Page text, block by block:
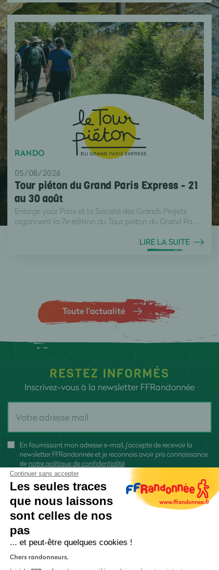
RANDO
05/08/2026
Tour piéton du Grand Paris Express - 21
au 30 août
Enlarge your Paris et la Société des Grands Projets
organisent la 7e édition du Tour piéton du Grand Pa...
LIRE LA SUITE
Toute l’actualité
RESTEZ INFORMÉS
Inscrivez-vous à la newsletter FFRandonnée
En fournissant mon adresse e-mail, j'accepte de recevoir la
newsletter FFRandonnée et je reconnais avoir pris connaissance
de notre politique de confidentialité
Continuer sans accepter
Les seules traces
que nous laissons
sont celles de nos
pas
... et peut-être quelques cookies !
Chers randonneurs,